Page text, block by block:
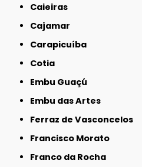
Caieiras
Cajamar
Carapicuíba
Cotia
Embu Guaçú
Embu das Artes
Ferraz de Vasconcelos
Francisco Morato
Franco da Rocha